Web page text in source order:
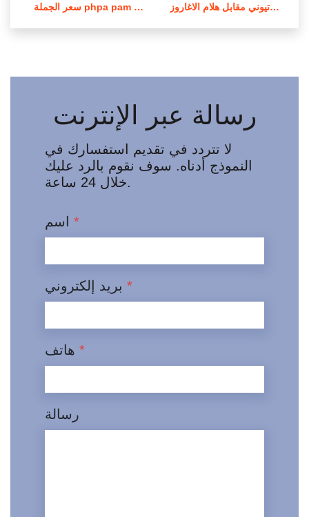
سعر الجملة phpa pam بولي أكريلاميد في لبنان عملية صنع بولي أكريلاميد الكاتيوني مقابل هلام الاغاروز
رسالة عبر الإنترنت
لا تتردد في تقديم استفسارك في
النموذج أدناه. سوف نقوم بالرد عليك
خلال 24 ساعة.
*
*
*
رسالة